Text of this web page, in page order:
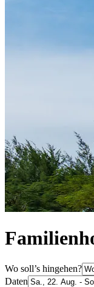
Wo soll’s hingehen?
Daten